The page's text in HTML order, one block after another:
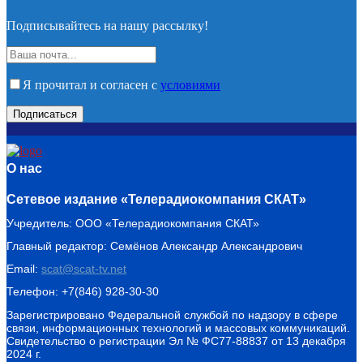
Подписывайтесь на нашу рассылку!
Я прочитал и согласен с условиями
О нас
Сетевое издание «Телерадиокомпания СКАТ»
Учредитель: ООО «Телерадиокомпания СКАТ»
Главный редактор: Семёнов Александр Александрович
Email: scat@scat-tv.net
Телефон: +7(846) 928-30-30
Зарегистрировано Федеральной службой по надзору в сфере
связи, информационных технологий и массовых коммуникаций.
Свидетельство о регистрации Эл № ФС77-88837 от 13 декабря
2024 г.